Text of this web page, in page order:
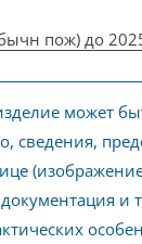
пож) до
может
сведения,
и